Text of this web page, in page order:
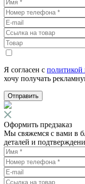
Я согласен с политикой
хочу получать
Отправить
Оформить предзаказ
Мы свяжемся с вами в
деталей и